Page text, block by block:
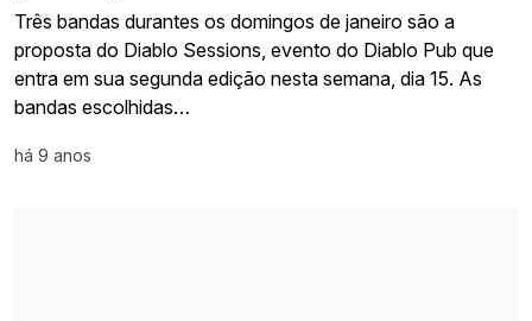
Três bandas durantes os domingos de janeiro são a
proposta do Diablo Sessions, evento do Diablo Pub que
entra em sua segunda edição nesta semana, dia 15. As
bandas escolhidas…
há 9 anos